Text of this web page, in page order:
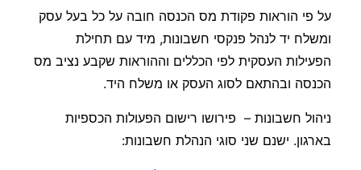
על פי הוראות פקודת מס הכנסה חובה על כל בעל עסק
ומשלח יד לנהל פנקסי חשבונות, מיד עם תחילת
הפעילות העסקית לפי הכללים וההוראות שקבע נציב מס
הכנסה ובהתאם לסוג העסק או משלח היד.
ניהול חשבונות – פירושו רישום הפעולות הכספיות
בארגון. ישנם שני סוגי הנהלת חשבונות: